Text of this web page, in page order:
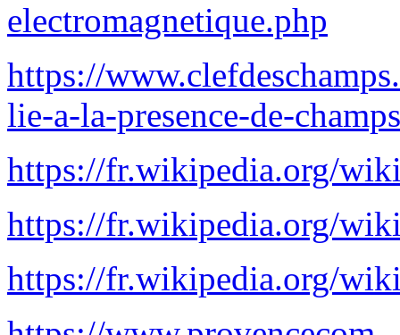
electromagnetique.php
https://
lie-a-la-presence-de-
https://fr.wikipedia.org/
https://fr.wikipedia.org/
https://fr.wikipedia.org/